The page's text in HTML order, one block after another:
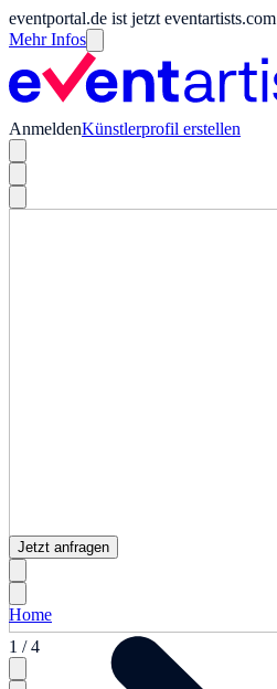
eventportal.de ist jetzt eventartists.com
Mehr Infos
AnmeldenKünstlerprofil erstellen
1 / 4
Jetzt anfragen
Home